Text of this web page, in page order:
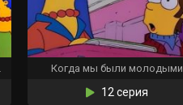
Когда мы были молодыми
12 серия